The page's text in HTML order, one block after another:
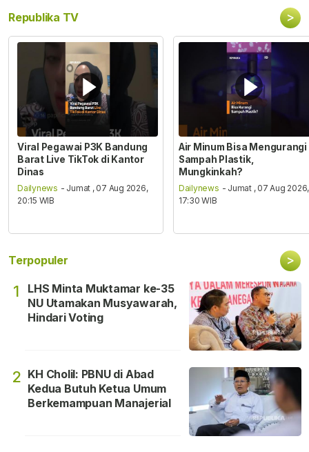
Republika TV >
Viral Pegawai P3K Bandung
Barat Live TikTok di Kantor
Dinas
Dailynews - Jumat , 07 Aug 2026,
20:15 WIB
Air Minum Bisa Mengurangi
Sampah Plastik,
Mungkinkah?
Dailynews - Jumat , 07 Aug 2026,
17:30 WIB
Terpopuler >
1
LHS Minta Muktamar ke-35
NU Utamakan Musyawarah,
Hindari Voting
2 KH Cholil: PBNU di Abad
Kedua Butuh Ketua Umum
Berkemampuan Manajerial